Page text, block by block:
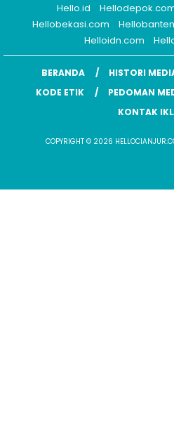
Hello.id
Hellobekasi.com
Helloidn.com
BERANDA HISTORI
KODE ETIK
PEDOMAN
KONTAK
COPYRIGHT © 2026